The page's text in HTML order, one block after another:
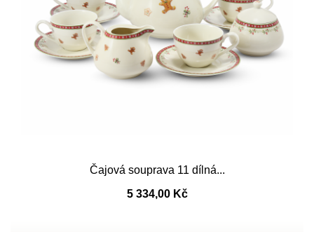
Čajová souprava 11 dílná...
5 334,00 Kč